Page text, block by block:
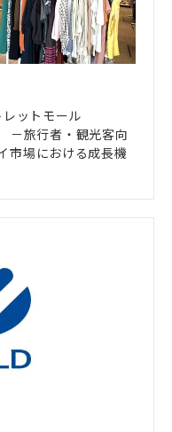
レットモール
旅行者・観光客向
市場における成長機